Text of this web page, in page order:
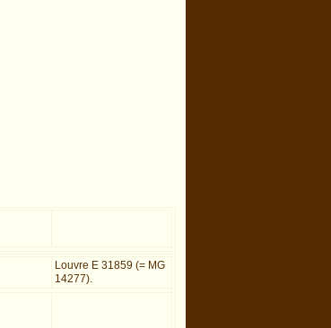
Louvre E 31859 (= MG
14277).